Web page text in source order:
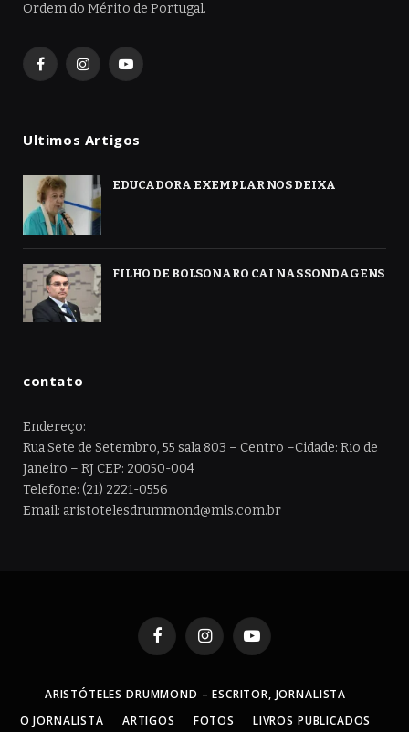
Ordem do Mérito de Portugal.
FacebookInstagramYouTube
Ultimos Artigos
EDUCADORA EXEMPLAR NOS DEIXA
FILHO DE BOLSONARO CAI NAS SONDAGENS
contato
Endereço:
Rua Sete de Setembro, 55 sala 803 – Centro –Cidade: Rio de
Janeiro – RJ CEP: 20050-004
Telefone: (21) 2221-0556
Email: aristotelesdrummond@mls.com.br
FacebookInstagramYouTube
ARISTÓTELES DRUMMOND – ESCRITOR, JORNALISTA
O JORNALISTA
ARTIGOS FOTOS LIVROS PUBLICADOS